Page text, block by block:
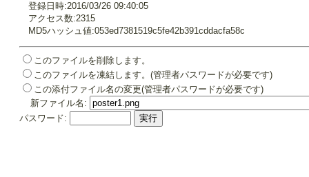
登録日時:2016/03/26 09:40:05
アクセス数:2315
MD5ハッシュ値:053ed7381519c5fe42b391cddacfa58c
このファイルを削除します。
このファイルを凍結します。(管理者パスワードが必要です)
この添付ファイル名の変更(管理者パスワードが必要です)
新ファイル名:
パスワード: